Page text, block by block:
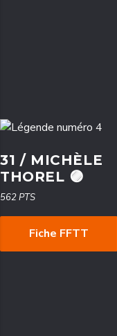
31 / MICHÈLE
THOREL 🟣
562 PTS
Fiche FFTT